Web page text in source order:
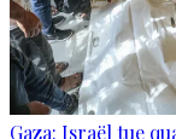
Gaza: Israël tue